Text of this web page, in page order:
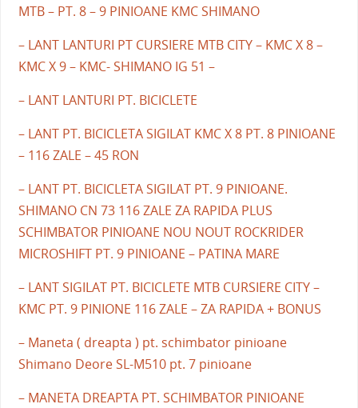
MTB – PT. 8 – 9 PINIOANE KMC SHIMANO
– LANT LANTURI PT CURSIERE MTB CITY – KMC X 8 –
KMC X 9 – KMC- SHIMANO IG 51 –
– LANT LANTURI PT. BICICLETE
– LANT PT. BICICLETA SIGILAT KMC X 8 PT. 8 PINIOANE
– 116 ZALE – 45 RON
– LANT PT. BICICLETA SIGILAT PT. 9 PINIOANE.
SHIMANO CN 73 116 ZALE ZA RAPIDA PLUS
SCHIMBATOR PINIOANE NOU NOUT ROCKRIDER
MICROSHIFT PT. 9 PINIOANE – PATINA MARE
– LANT SIGILAT PT. BICICLETE MTB CURSIERE CITY –
KMC PT. 9 PINIONE 116 ZALE – ZA RAPIDA + BONUS
– Maneta ( dreapta ) pt. schimbator pinioane
Shimano Deore SL-M510 pt. 7 pinioane
– MANETA DREAPTA PT. SCHIMBATOR PINIOANE